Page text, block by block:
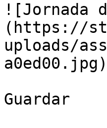
![Jornada
(https://
uploads/
a0ed00.jpg)
Guardar